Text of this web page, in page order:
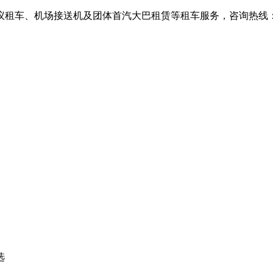
车、机场接送机及团体首汽大巴租赁等租车服务，咨询热线